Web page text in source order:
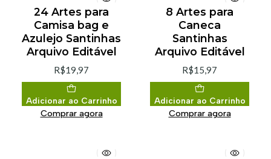
24 Artes para
Camisa bag e
Azulejo Santinhas
Arquivo Editável
R$19,97
Adicionar ao Carrinho
Comprar agora
8 Artes para
Caneca
Santinhas
Arquivo Editável
R$15,97
Adicionar ao Carrinho
Comprar agora